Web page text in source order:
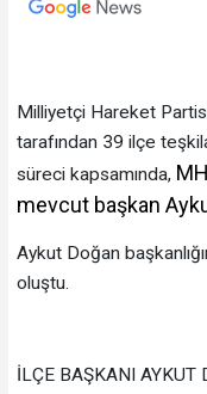
Milliyetçi Hareket
tarafından 39 ilçe
süreci kapsamında,
mevcut başkan
Aykut Doğan
oluştu.
İLÇE BAŞKANI AYKUT